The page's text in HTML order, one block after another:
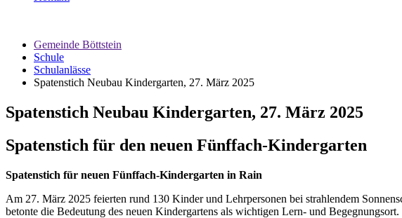
Gemeinde Böttstein
Schule
Schulanlässe
Spatenstich Neubau Kindergarten, 27. März 2025
Spatenstich Neubau Kindergarten, 27. März 2025
Spatenstich für den neuen Fünffach-Kindergarten
Spatenstich für neuen Fünffach-Kindergarten in Rain
Am 27. März 2025 feierten rund 130 Kinder und Lehrpersonen bei strahlendem
betonte die Bedeutung des neuen Kindergartens als wichtigen Lern- und Begegnungsort.